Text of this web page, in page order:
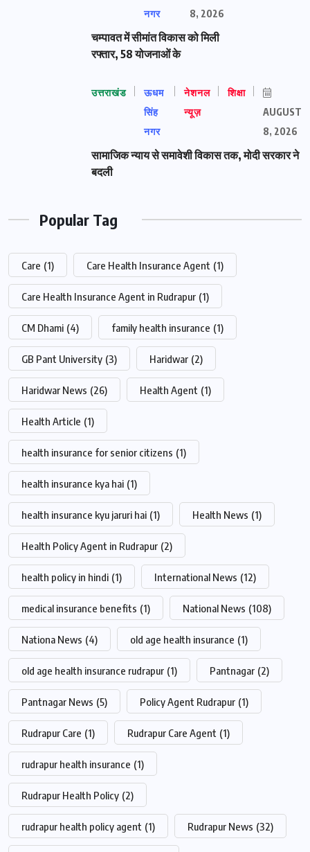
नगर
8, 2026
चम्पावत में सीमांत विकास को मिली
रफ्तार, 58 योजनाओं के
उत्तराखंड
ऊधम
सिंह
नगर
नेशनल
न्यूज़
शिक्षा
AUGUST
8, 2026
सामाजिक न्याय से समावेशी विकास तक, मोदी सरकार ने
बदली
Popular Tag
Care (1) Care Health Insurance Agent (1)
Care Health Insurance Agent in Rudrapur (1)
CM Dhami (4) family health insurance (1)
GB Pant University (3) Haridwar (2)
Haridwar News (26) Health Agent (1)
Health Article (1)
health insurance for senior citizens (1)
health insurance kya hai (1)
health insurance kyu jaruri hai (1) Health News (1)
Health Policy Agent in Rudrapur (2)
health policy in hindi (1) International News (12)
medical insurance benefits (1) National News (108)
Nationa News (4) old age health insurance (1)
old age health insurance rudrapur (1) Pantnagar (2)
Pantnagar News (5) Policy Agent Rudrapur (1)
Rudrapur Care (1) Rudrapur Care Agent (1)
rudrapur health insurance (1)
Rudrapur Health Policy (2)
rudrapur health policy agent (1) Rudrapur News (32)